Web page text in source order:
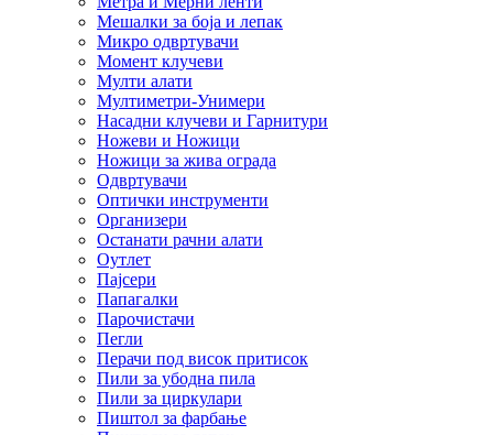
Мешалки за боја и лепак
Микро одвртувачи
Момент клучеви
Мулти алати
Мултиметри-Унимери
Насадни клучеви и Гарнитури
Ножеви и Ножици
Ножици за жива ограда
Одвртувачи
Оптички инструменти
Организери
Останати рачни алати
Оутлет
Пајсери
Папагалки
Парочистачи
Пегли
Перачи под висок притисок
Пили за убодна пила
Пили за циркулари
Пиштол за фарбање